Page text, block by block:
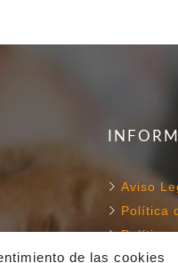
de las cookies
Aviso
Política
Política